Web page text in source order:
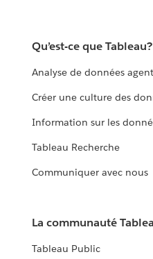
Qu’est-ce que Tableau?
Analyse de données
Créer une culture des
Information sur les
Tableau Recherche
Communiquer avec nous
La communauté
Tableau Public